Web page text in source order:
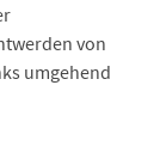
von
umgehend